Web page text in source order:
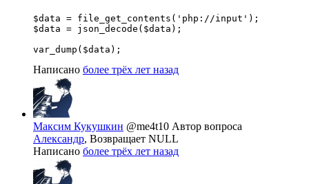
$data = file_get_contents('php://input');
$data = json_decode($data);
var_dump($data);
Написано более трёх лет назад
Максим Кукушкин @me4t10 Автор вопроса
Александр, Возвращает NULL
Написано более трёх лет назад